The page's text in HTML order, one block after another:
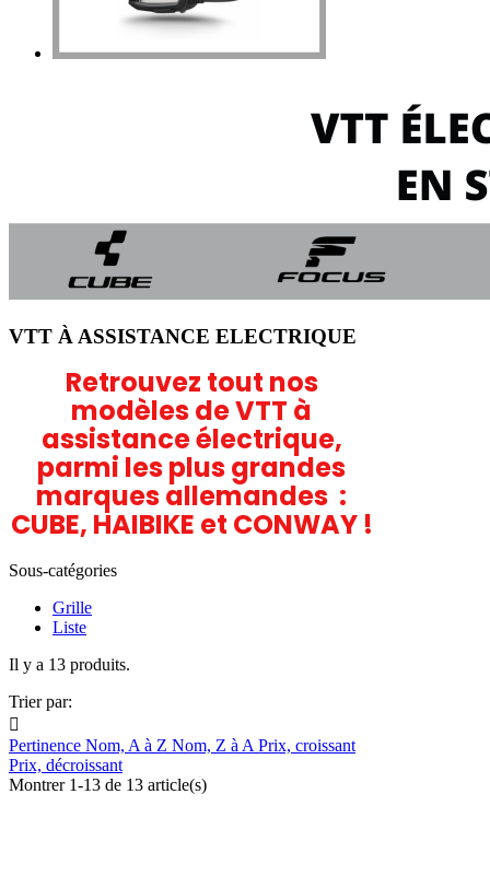
VTT À ASSISTANCE ELECTRIQUE
Retrouvez tout nos
modèles de VTT à
assistance électrique,
parmi les plus grandes
marques allemandes :
CUBE, HAIBIKE et CONWAY !
Sous-catégories
Grille
Liste
Il y a 13 produits.
Trier par:

Pertinence Nom, A à Z Nom, Z à A Prix, croissant
Prix, décroissant
Montrer 1-13 de 13 article(s)